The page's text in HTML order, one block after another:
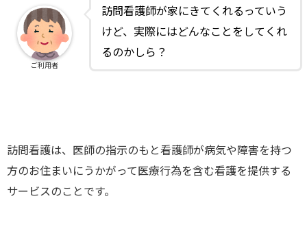
訪問看護師が家にきてくれるっていう
けど、実際にはどんなことをしてくれ
るのかしら？
ご利用者
訪問看護は、医師の指示のもと看護師が病気や障害を持つ
方のお住まいにうかがって医療行為を含む看護を提供する
サービスのことです。